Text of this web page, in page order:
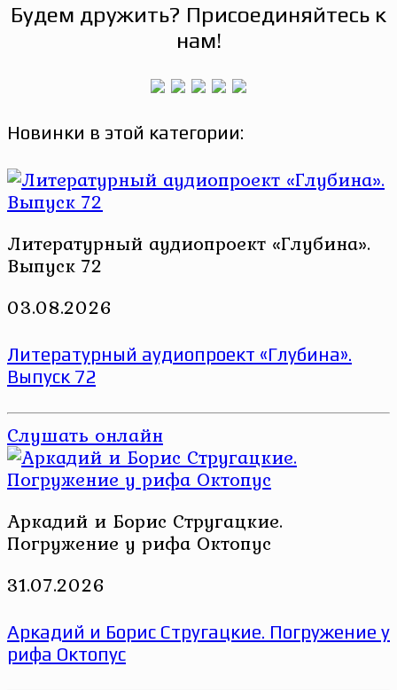
Будем дружить? Присоединяйтесь к
нам!
Новинки в этой категории:
Литературный аудиопроект «Глубина».
Выпуск 72
03.08.2026
Литературный аудиопроект «Глубина».
Выпуск 72
Слушать онлайн
Аркадий и Борис Стругацкие.
Погружение у рифа Октопус
31.07.2026
Аркадий и Борис Стругацкие. Погружение у
рифа Октопус